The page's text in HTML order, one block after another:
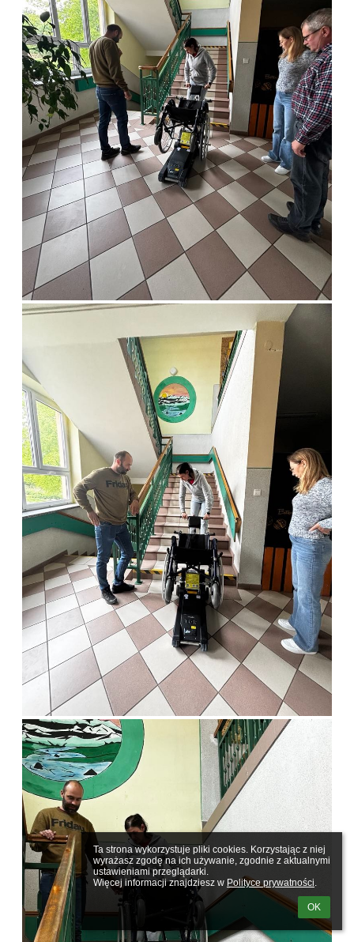
Ta strona wykorzystuje pliki cookies. Korzystając z niej
wyrażasz zgodę na ich używanie, zgodnie z aktualnymi
ustawieniami przeglądarki.
Więcej informacji znajdziesz w Polityce prywatności.
OK